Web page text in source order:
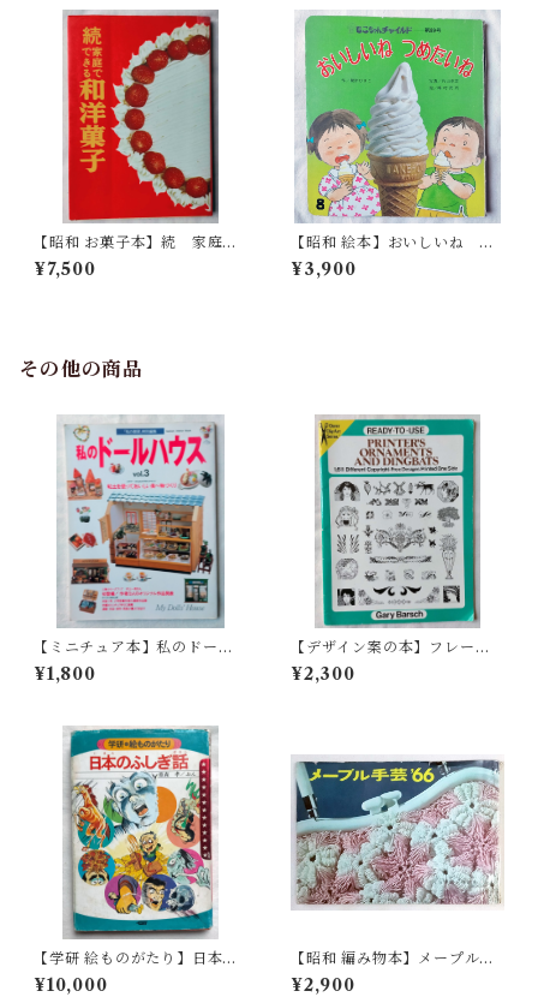
【昭和 お菓子本】続 家庭で
できる和洋菓子
¥7,500
【昭和 絵本】おいしいね つ
めたいね もこちゃんチャイ
ルド
¥3,900
その他の商品
【ミニチュア本】私のドール
ハウス vol.3 粘土を使ってお
いしい食べ物づくり(1996年)
¥1,800
【デザイン案の本】フレー
ム・ボーダーアイデア Read
y-to-Use
¥2,300
【学研 絵ものがたり】日本の
ふしぎ話（1975年 ）
¥10,000
【昭和 編み物本】メープル手
芸'66（昭和41年）
¥2,900